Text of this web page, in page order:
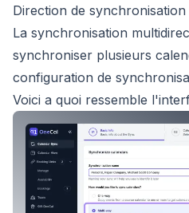
Direction de
La synchronisation
synchroniser plusieurs
configuration de
Voici a quoi ressemble